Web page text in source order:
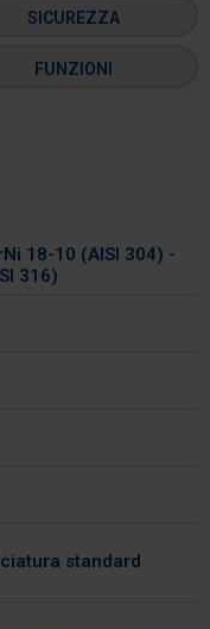
SICUREZZA
FUNZIONI
18-10 (AISI 304) -
316)
standard